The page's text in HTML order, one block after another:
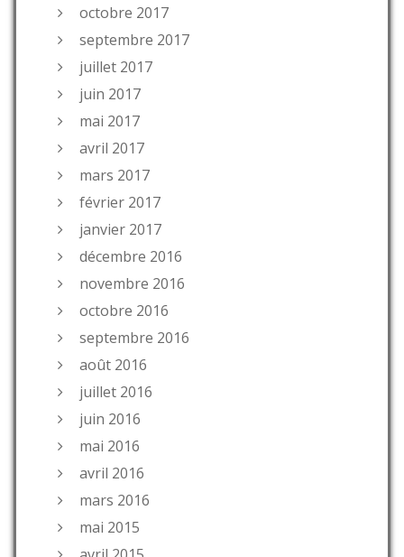
octobre 2017
septembre 2017
juillet 2017
juin 2017
mai 2017
avril 2017
mars 2017
février 2017
janvier 2017
décembre 2016
novembre 2016
octobre 2016
septembre 2016
août 2016
juillet 2016
juin 2016
mai 2016
avril 2016
mars 2016
mai 2015